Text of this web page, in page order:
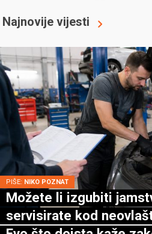
Najnovije vijesti
PIŠE: NIKO POZNAT
Možete li izgubiti
servisirate kod